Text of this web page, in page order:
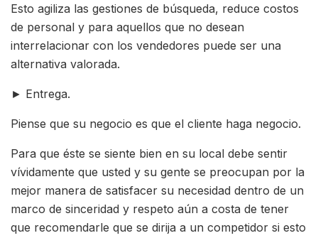
Esto agiliza las gestiones de búsqueda, reduce costos
de personal y para aquellos que no desean
interrelacionar con los vendedores puede ser una
alternativa valorada.
► Entrega.
Piense que su negocio es que el cliente haga negocio.
Para que éste se siente bien en su local debe sentir
vívidamente que usted y su gente se preocupan por la
mejor manera de satisfacer su necesidad dentro de un
marco de sinceridad y respeto aún a costa de tener
que recomendarle que se dirija a un competidor si esto